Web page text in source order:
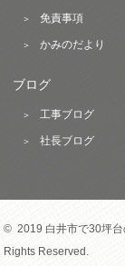
免責事項
かみのだより
ブログ
工事ブログ
社長ブログ
© 2019 白井市で30坪台
Rights Reserved.